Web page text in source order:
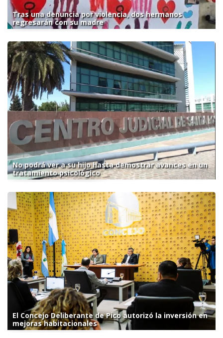
Tras una denuncia por violencia, dos hermanos
regresarán con su madre
No podrá ver a su hijo hasta demostrar avances en un
tratamiento psicológico
El Concejo Deliberante de Pico autorizó la inversión en
mejoras habitacionales